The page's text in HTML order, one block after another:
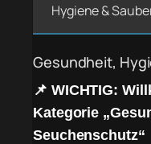
Hygiene &
Gesundheit,
📌 WICHTIG:
Kategorie
Seuchenschutz“